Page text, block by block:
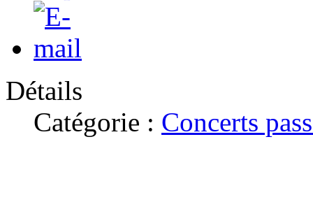
Détails
Catégorie : Concerts